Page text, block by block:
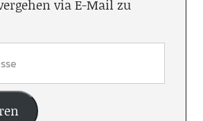
via E-Mail zu